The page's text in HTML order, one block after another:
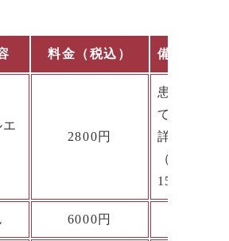
料金（税込） 備考
2800円
患者様の
て助成を
詳しくは
（例；府
1500円で
6000円